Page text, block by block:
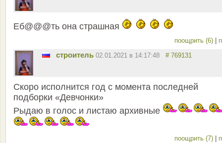
Еб@@@ть она страшная
поощрить (6)
строитель 02.01.2021 в 14:17:48 # 769131
Скоро исполнится год с момента последней
подборки «Девчонки»
Рыдаю в голос и листаю архивные
поощрить (7)